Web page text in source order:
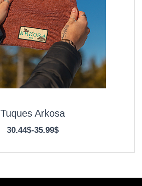
Tuques Arkosa
30.44$-35.99$